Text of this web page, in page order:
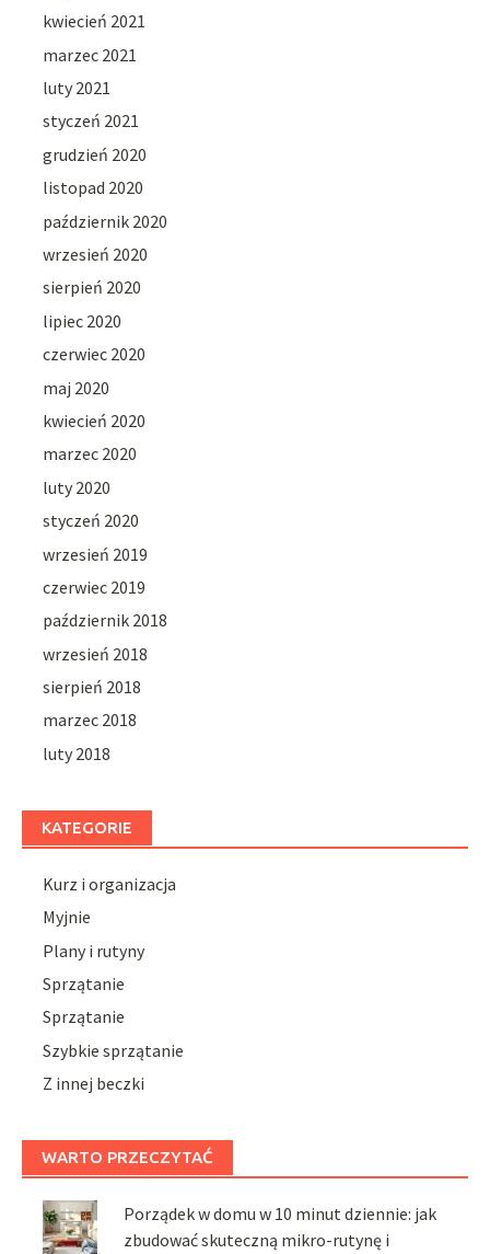
kwiecień 2021
marzec 2021
luty 2021
styczeń 2021
grudzień 2020
listopad 2020
październik 2020
wrzesień 2020
sierpień 2020
lipiec 2020
czerwiec 2020
maj 2020
kwiecień 2020
marzec 2020
luty 2020
styczeń 2020
wrzesień 2019
czerwiec 2019
październik 2018
wrzesień 2018
sierpień 2018
marzec 2018
luty 2018
KATEGORIE
Kurz i organizacja
Myjnie
Plany i rutyny
Sprzątanie
Sprzątanie
Szybkie sprzątanie
Z innej beczki
WARTO PRZECZYTAĆ
Porządek w domu w 10 minut dziennie: jak
zbudować skuteczną mikro-rutynę i